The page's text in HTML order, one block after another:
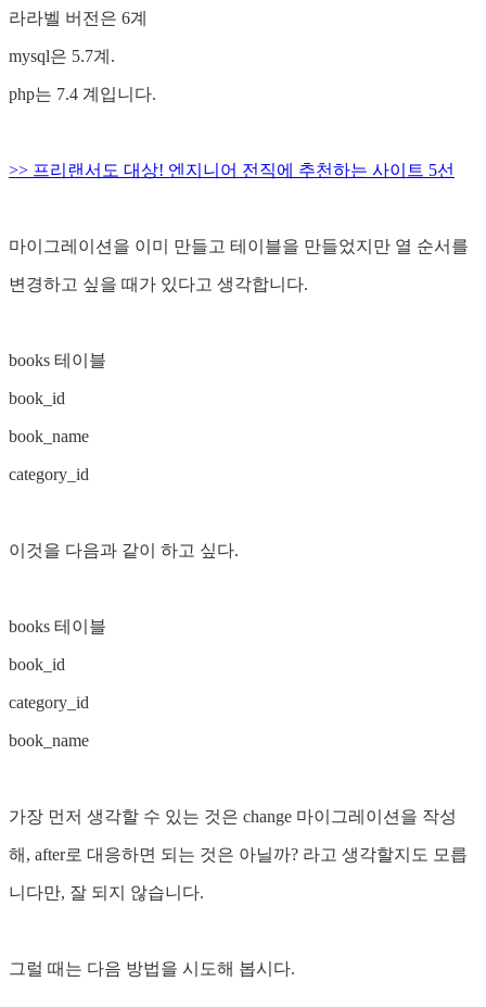
라라벨 버전은 6계
mysql은 5.7계.
php는 7.4 계입니다.
>> 프리랜서도 대상! 엔지니어 전직에 추천하는 사이트 5선
마이그레이션을 이미 만들고 테이블을 만들었지만 열 순서를
변경하고 싶을 때가 있다고 생각합니다.
books 테이블
book_id
book_name
category_id
이것을 다음과 같이 하고 싶다.
books 테이블
book_id
category_id
book_name
가장 먼저 생각할 수 있는 것은 change 마이그레이션을 작성
해, after로 대응하면 되는 것은 아닐까? 라고 생각할지도 모릅
니다만, 잘 되지 않습니다.
그럴 때는 다음 방법을 시도해 봅시다.